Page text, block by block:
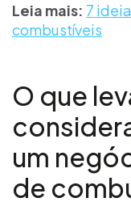
Leia mais: 7
combustíveis
O que
um
de